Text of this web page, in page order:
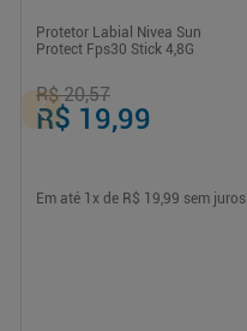
Protetor Labial Nivea Sun
Protect Fps30 Stick 4,8G
R$ 20,57
R$ 19,99
Em até 1 x de R$ 19,99 sem juros